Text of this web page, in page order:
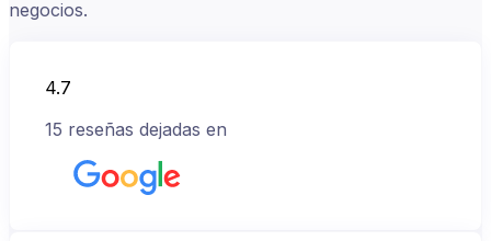
negocios.
4.7
15 reseñas dejadas en